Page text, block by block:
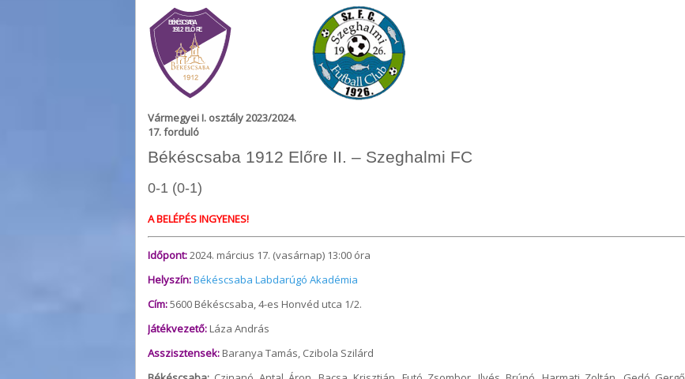
Vármegyei I. osztály 2023/2024.
17. forduló
Békéscsaba 1912 Előre II. – Szeghalmi FC
0-1 (0-1)
A BELÉPÉS INGYENES!
Időpont:2024. március 17. (vasárnap) 13:00 óra
Helyszín:Békéscsaba Labdarúgó Akadémia
Cím:5600 Békéscsaba, 4-es Honvéd utca 1/2.
Játékvezető: Láza András
Asszisztensek: Baranya Tamás, Czibola Szilárd